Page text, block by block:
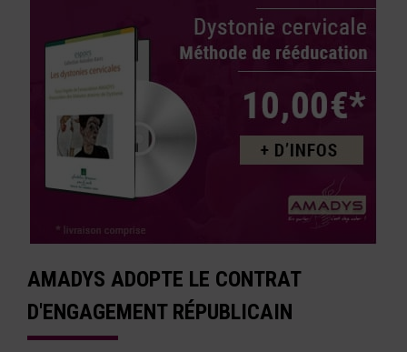
AMADYS ADOPTE LE CONTRAT
D'ENGAGEMENT RÉPUBLICAIN